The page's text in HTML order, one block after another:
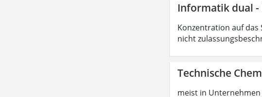
Informatik dual -
Konzentration auf
nicht
Technische
meist in